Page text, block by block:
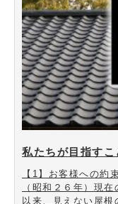
私たちが目指すこ
【1】お客様への約
（昭和２６年）現
以来、見えない屋根